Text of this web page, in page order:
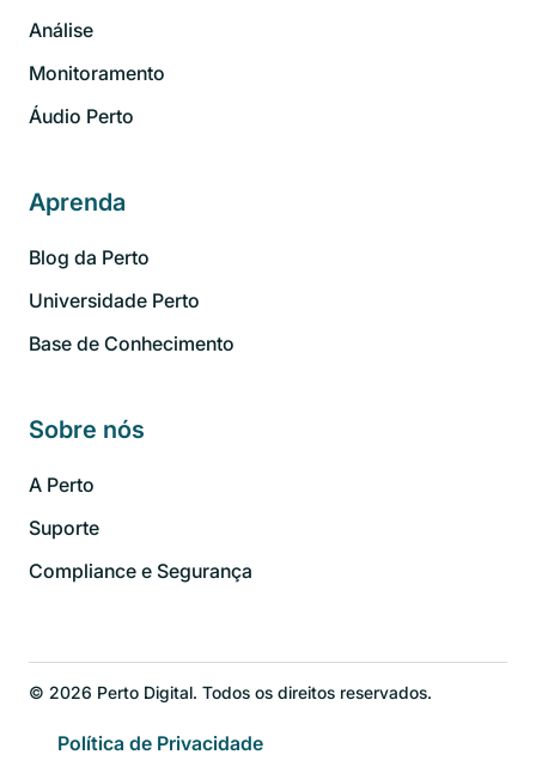
Análise
Monitoramento
Áudio Perto
Aprenda
Blog da Perto
Universidade Perto
Base de Conhecimento
Sobre nós
A Perto
Suporte
Compliance e Segurança
© 2026 Perto Digital. Todos os direitos reservados.
Política de Privacidade